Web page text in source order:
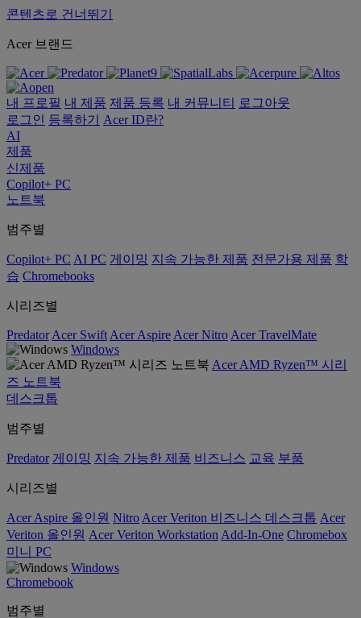
콘텐츠로 건너뛰기
Acer 브랜드
내 프로필 내 제품 제품 등록 내 커뮤니티
로그아웃
로그인
등록하기
Acer ID란?
AI
제품
신제품
Copilot+ PC
노트북
범주별
Copilot+ PC AI PC 게이밍 지속 가능한 제품 전문가용 제품 학
습 Chromebooks
시리즈별
Predator Acer Swift Acer Aspire Acer Nitro Acer TravelMate
Windows
Acer AMD Ryzen™ 시리
즈 노트북
데스크톱
범주별
Predator 게이밍 지속 가능한 제품 비즈니스 교육 부품
시리즈별
Acer Aspire 올인원 Nitro Acer Veriton 비즈니스 데스크톱 Acer
Veriton 올인원 Acer Veriton Workstation Add-In-One Chromebox
미니 PC
Windows
Chromebook
범주별